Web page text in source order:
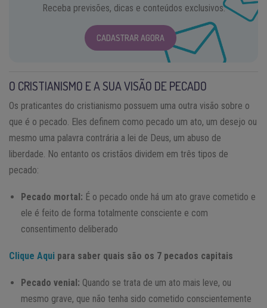
Receba previsões, dicas e conteúdos exclusivos.
CADASTRAR AGORA
O CRISTIANISMO E A SUA VISÃO DE PECADO
Os praticantes do cristianismo possuem uma outra visão sobre o
que é o pecado. Eles definem como pecado um ato, um desejo ou
mesmo uma palavra contrária a lei de Deus, um abuso de
liberdade. No entanto os cristãos dividem em três tipos de
pecado:
Pecado mortal: É o pecado onde há um ato grave cometido e
ele é feito de forma totalmente consciente e com
consentimento deliberado
Clique Aqui para saber quais são os 7 pecados capitais
Pecado venial: Quando se trata de um ato mais leve, ou
mesmo grave, que não tenha sido cometido conscientemente